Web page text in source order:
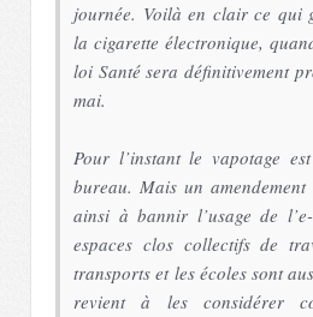
journée. Voilà en clair ce qui
la cigarette électronique,
loi Santé sera définitivement
mai.
Pour l’instant le vapotage
bureau. Mais un
ainsi à bannir l’usage de
espaces clos collectifs de
transports et les écoles sont
revient à les considérer